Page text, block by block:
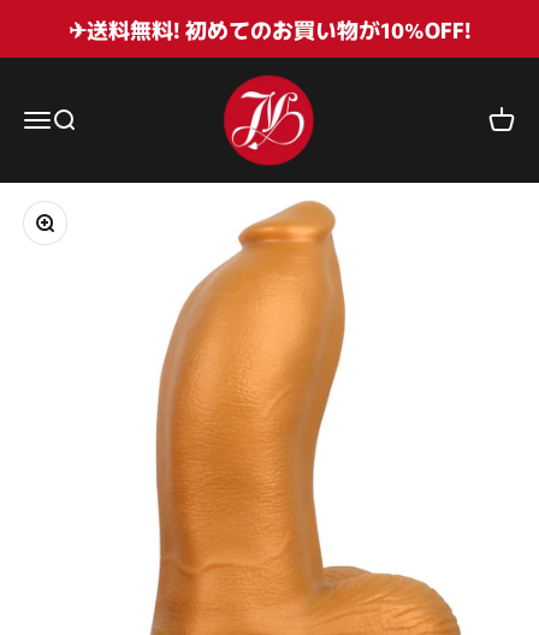
✈送料無料! 初めてのお買い物が10%OFF!
メニューを開く
検索を開く
Juliettoys
カー
ズームイン